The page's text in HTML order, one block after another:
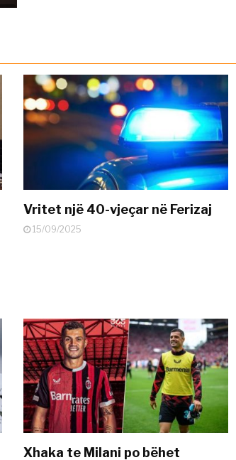
Vritet një 40-vjeçar në Ferizaj
15/09/2025
Xhaka te Milani po bëhet